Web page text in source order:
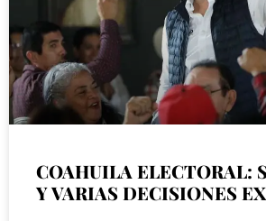
COAHUILA ELECTORAL:
Y VARIAS DECISIONES